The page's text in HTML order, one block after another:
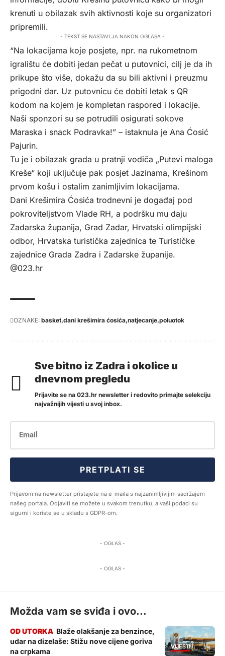
krenuti u obilazak svih aktivnosti koje su organizatori
pripremili.
- TEKST SE NASTAVLJA NAKON OGLASA -
“Na lokacijama koje posjete, npr. na rukometnom
igralištu će dobiti jedan pečat u putovnici, cilj je da ih
prikupe što više, dokažu da su bili aktivni i preuzmu
prigodni dar. Uz putovnicu će dobiti letak s QR
kodom na kojem je kompletan raspored i lokacije.
Naši sponzori su se potrudili osigurati sokove
Maraska i snack Podravka!” – istaknula je Ana Ćosić
Pajurin.
Tu je i obilazak grada u pratnji vodiča „Putevi maloga
Kreše“ koji uključuje pak posjet Jazinama, Krešinom
prvom košu i ostalim zanimljivim lokacijama.
Dani Krešimira Ćosića trodnevni je događaj pod
pokroviteljstvom Vlade RH, a podršku mu daju
Zadarska županija, Grad Zadar, Hrvatski olimpijski
odbor, Hrvatska turistička zajednica te Turističke
zajednice Grada Zadra i Zadarske županije.
@023.hr
OZNAKE: basket dani krešimira ćosića natjecanje poluotok
Sve bitno iz Zadra i okolice u
dnevnom pregledu
Prijavite se na 023.hr newsletter i redovito primajte selekciju
najvažnijih vijesti u svoj inbox.
PRETPLATI SE
Prijavom na newsletter pristajete na e-maila s najzanimljivijim sadržajem
našeg portala. Odjaviti se možete u svakom trenutku, a vaši podaci su
sigurni i koriste se u skladu s GDPR-om.
- OGLAS -
- OGLAS -
Možda vam se sviđa i ovo...
VIJESTI
Blaže olakšanje za benzince,
udar na dizelaše: Stižu nove cijene goriva
na crpkama